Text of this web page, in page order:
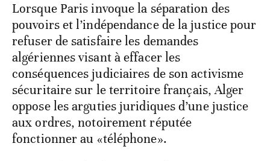
Lorsque Paris invoque la séparation des
pouvoirs et l’indépendance de la justice pour
refuser de satisfaire les demandes
algériennes visant à effacer les
conséquences judiciaires de son activisme
sécuritaire sur le territoire français, Alger
oppose les arguties juridiques d’une justice
aux ordres, notoirement réputée
fonctionner au «téléphone».